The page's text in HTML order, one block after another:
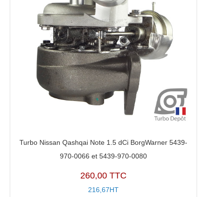
Turbo Nissan Qashqai Note 1.5 dCi BorgWarner 5439-
970-0066 et 5439-970-0080
260,00 TTC
216,67HT